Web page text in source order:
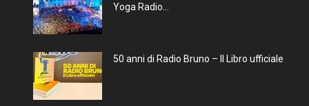
Yoga Radio...
50 anni di Radio Bruno – Il Libro ufficiale